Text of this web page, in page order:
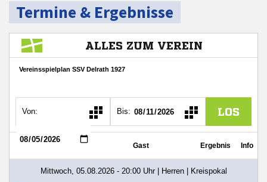
Termine & Ergebnisse